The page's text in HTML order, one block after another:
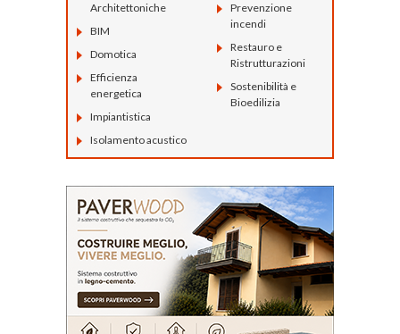
Architettoniche
BIM
Domotica
Efficienza
energetica
Impiantistica
Isolamento acustico
Prevenzione
incendi
Restauro e
Ristrutturazioni
Sostenibilità e
Bioedilizia